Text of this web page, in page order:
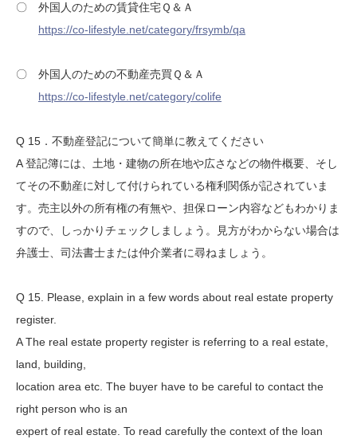
〇 外国人のための賃貸住宅Ｑ＆Ａ
https://co-lifestyle.net/category/frsymb/qa
〇 外国人のための不動産売買Ｑ＆Ａ
https://co-lifestyle.net/category/colife
Q 15．不動産登記について簡単に教えてください
A 登記簿には、土地・建物の所在地や広さなどの物件概要、そし
てその不動産に対して付けられている権利関係が記されていま
す。売主以外の所有権の有無や、担保ローン内容などもわかりま
すので、しっかりチェックしましょう。見方がわからない場合は
弁護士、司法書士または仲介業者に尋ねましょう。
Q 15. Please, explain in a few words about real estate property
register.
A The real estate property register is referring to a real estate,
land, building,
location area etc. The buyer have to be careful to contact the
right person who is an
expert of real estate. To read carefully the context of the loan